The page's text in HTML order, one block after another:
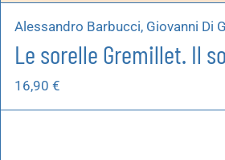
Alessandro Barbucci, Giovanni Di
Le sorelle Gremillet. Il
16,90 €